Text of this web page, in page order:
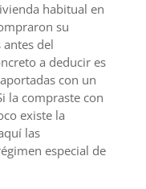
habitual en
su
del
a deducir es
con un
la compraste con
existe la
las
especial de